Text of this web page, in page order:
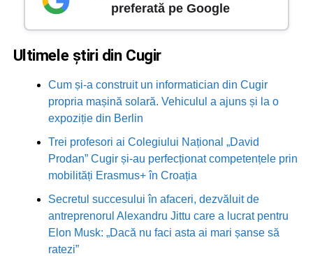
preferată pe Google
Ultimele știri din Cugir
Cum și-a construit un informatician din Cugir
propria mașină solară. Vehiculul a ajuns și la o
expoziție din Berlin
Trei profesori ai Colegiului Național „David
Prodan” Cugir și-au perfecționat competențele prin
mobilități Erasmus+ în Croația
Secretul succesului în afaceri, dezvăluit de
antreprenorul Alexandru Jittu care a lucrat pentru
Elon Musk: „Dacă nu faci asta ai mari șanse să
ratezi”